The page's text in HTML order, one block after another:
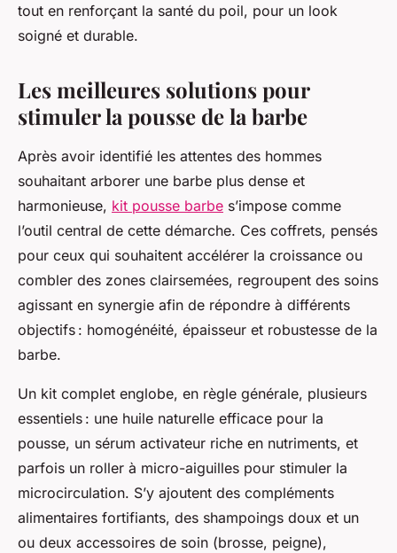
tout en renforçant la santé du poil, pour un look
soigné et durable.
Les meilleures solutions pour
stimuler la pousse de la barbe
Après avoir identifié les attentes des hommes
souhaitant arborer une barbe plus dense et
harmonieuse, kit pousse barbe s’impose comme
l’outil central de cette démarche. Ces coffrets, pensés
pour ceux qui souhaitent accélérer la croissance ou
combler des zones clairsemées, regroupent des soins
agissant en synergie afin de répondre à différents
objectifs : homogénéité, épaisseur et robustesse de la
barbe.
Un kit complet englobe, en règle générale, plusieurs
essentiels : une huile naturelle efficace pour la
pousse, un sérum activateur riche en nutriments, et
parfois un roller à micro-aiguilles pour stimuler la
microcirculation. S’y ajoutent des compléments
alimentaires fortifiants, des shampoings doux et un
ou deux accessoires de soin (brosse, peigne),